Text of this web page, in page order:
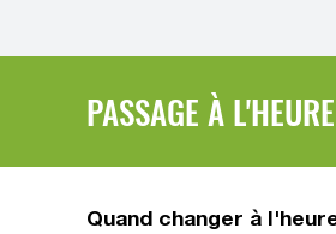
PASSAGE À
Quand changer à